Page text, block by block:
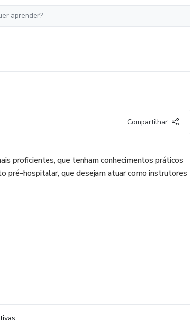
Compartilhar
proficientes, que tenham conhecimentos práticos
pré-hospitalar, que desejam atuar como instrutores